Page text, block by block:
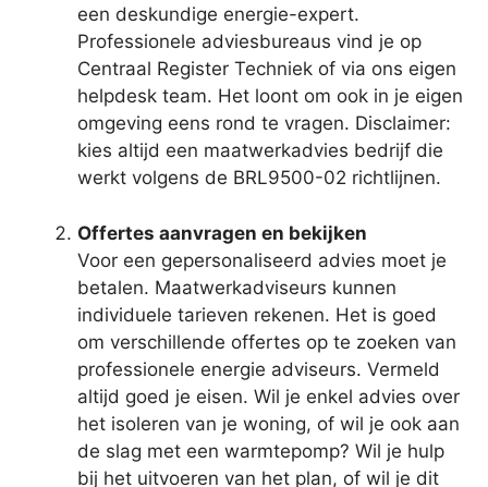
een deskundige energie-expert.
Professionele adviesbureaus vind je op
Centraal Register Techniek of via ons eigen
helpdesk team. Het loont om ook in je eigen
omgeving eens rond te vragen. Disclaimer:
kies altijd een maatwerkadvies bedrijf die
werkt volgens de BRL9500-02 richtlijnen.
Offertes aanvragen en bekijken
Voor een gepersonaliseerd advies moet je
betalen. Maatwerkadviseurs kunnen
individuele tarieven rekenen. Het is goed
om verschillende offertes op te zoeken van
professionele energie adviseurs. Vermeld
altijd goed je eisen. Wil je enkel advies over
het isoleren van je woning, of wil je ook aan
de slag met een warmtepomp? Wil je hulp
bij het uitvoeren van het plan, of wil je dit